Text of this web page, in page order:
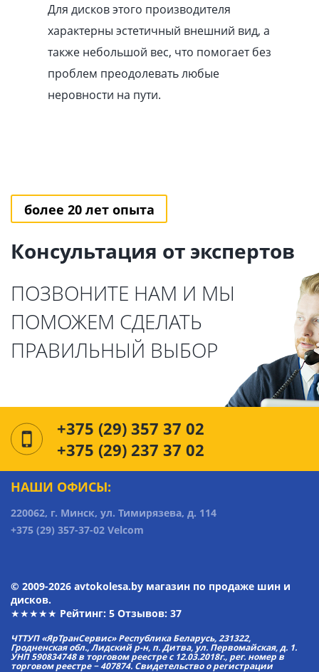
Для дисков этого производителя
характерны эстетичный внешний вид, а
также небольшой вес, что помогает без
проблем преодолевать любые
неровности на пути.
более 20 лет опыта
Консультация от экспертов
ПОЗВОНИТЕ НАМ И МЫ
ПОМОЖЕМ СДЕЛАТЬ
ПРАВИЛЬНЫЙ ВЫБОР
+375 (29) 357 37 02
+375 (29) 237 37 02
НАШИ ОФИСЫ:
220062, г. Минск, ул. Тимирязева, д. 114
+375 (29) 357-37-02 Velcom
© 2009-2026 avtokolesa.by магазин по продаже шин и
дисков.
★★★★★ Рейтинг: 5 Отзывов: 37
ЧТТУП «ЯрТранСервис» Республика Беларусь, 231322,
Гродненская обл., Лидский р-н, п. Дитва, ул. Первомайская, д. 1.
УНП 590834748 в торговом реестре с 12.03.2018г., рег. номер в
торговом реестре − 407874. Свидетельство о регистрации